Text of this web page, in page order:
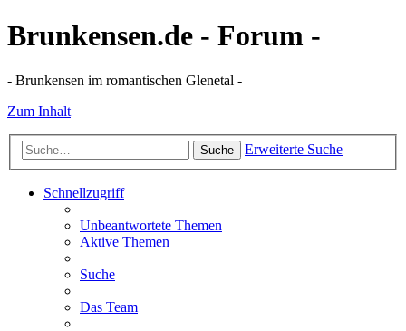
Brunkensen.de - Forum -
- Brunkensen im romantischen Glenetal -
Zum Inhalt
Suche Erweiterte Suche
Schnellzugriff
Unbeantwortete Themen
Aktive Themen
Suche
Das Team